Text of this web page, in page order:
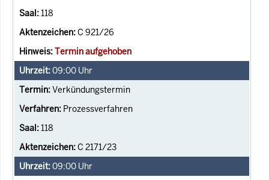
118
C 921/26
Termin aufgehoben
09:00 Uhr
Verkündungstermin
Prozessverfahren
118
C 2171/23
09:00 Uhr